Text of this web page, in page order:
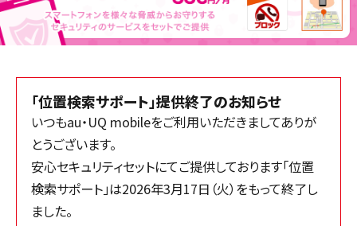
「位置検索サポート」提供終了のお知らせ
いつもau・UQ mobileをご利用いただきましてありが
とうございます。
安心セキュリティセットにてご提供しております「位置
検索サポート」は2026年3月17日（火）をもって終了し
ました。